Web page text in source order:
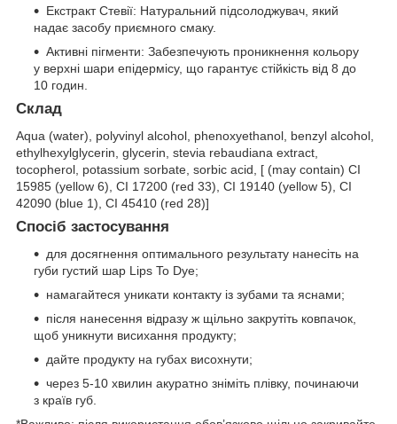
Екстракт Стевії: Натуральний підсолоджувач, який
надає засобу приємного смаку.
Активні пігменти: Забезпечують проникнення кольору
у верхні шари епідермісу, що гарантує стійкість від 8 до
10 годин.
Склад
Aqua (water), polyvinyl alcohol, phenoxyethanol, benzyl alcohol,
ethylhexylglycerin, glycerin, stevia rebaudiana extract,
tocopherol, potassium sorbate, sorbic acid, [ (may contain) CI
15985 (yellow 6), CI 17200 (red 33), CI 19140 (yellow 5), CI
42090 (blue 1), CI 45410 (red 28)]
Спосіб застосування
для досягнення оптимального результату нанесіть на
губи густий шар Lips To Dye;
намагайтеся уникати контакту із зубами та яснами;
після нанесення відразу ж щільно закрутіть ковпачок,
щоб уникнути висихання продукту;
дайте продукту на губах висохнути;
через 5-10 хвилин акуратно зніміть плівку, починаючи
з країв губ.